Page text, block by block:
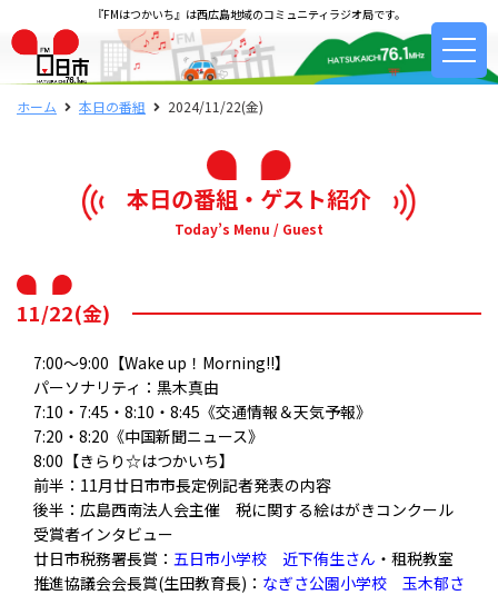
『FMはつかいち』は西広島地域のコミュニティラジオ局です。
ホーム 本日の番組 2024/11/22(金)
本日の番組・ゲスト紹介
Today’s Menu / Guest
11/22(金)
7:00～9:00【Wake up！Morning!!】
パーソナリティ：黒木真由
7:10・7:45・8:10・8:45《交通情報＆天気予報》
7:20・8:20《中国新聞ニュース》
8:00【きらり☆はつかいち】
前半：11月廿日市市長定例記者発表の内容
後半：広島西南法人会主催 税に関する絵はがきコンクール
受賞者インタビュー
廿日市税務署長賞： 五日市小学校 近下侑生さん ・租税教室
推進協議会会長賞(生田教育長)： なぎさ公園小学校 玉木郁さ